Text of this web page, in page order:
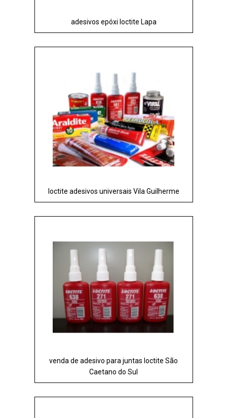
adesivos epóxi loctite Lapa
loctite adesivos universais Vila Guilherme
venda de adesivo para juntas loctite São
Caetano do Sul